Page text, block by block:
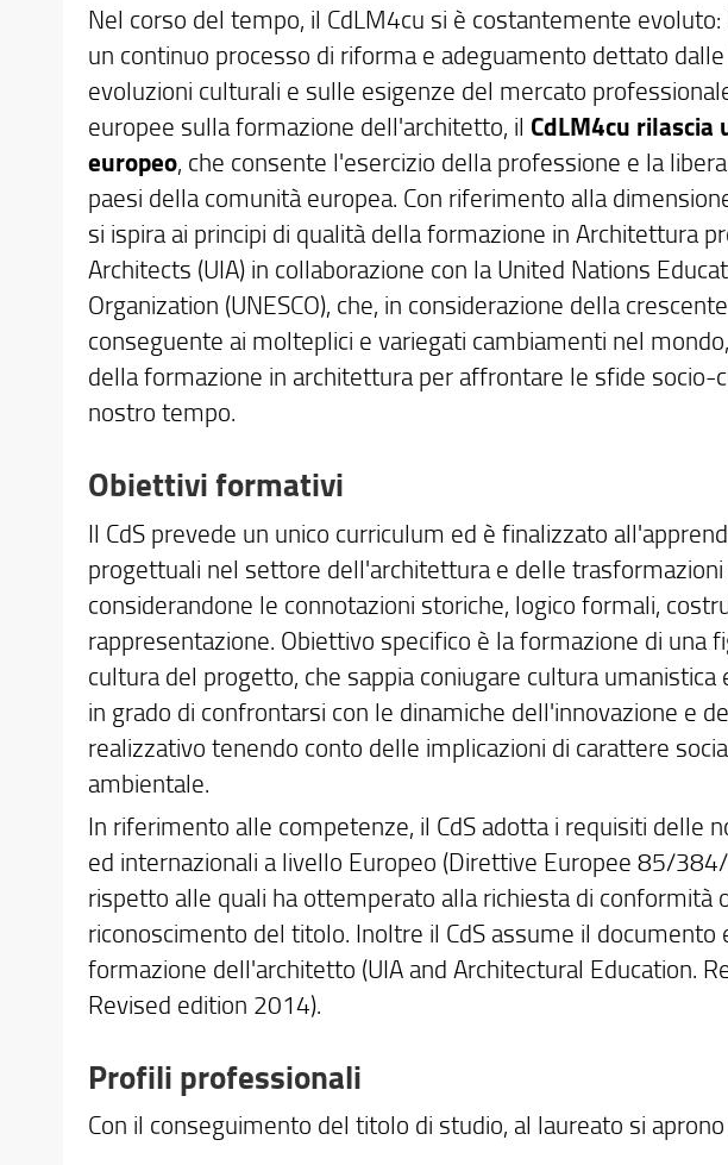
Nel corso del tempo, il CdLM4cu si è costantemente
un continuo processo di riforma e adeguamento dettato
evoluzioni culturali e sulle esigenze del mercato
europee sulla formazione dell'architetto, il CdLM4cu
europeo, che consente l'esercizio della professione e la
paesi della comunità europea. Con riferimento alla
si ispira ai principi di qualità della formazione in Architettura
Architects (UIA) in collaborazione con la United Nations
Organization (UNESCO), che, in considerazione della
conseguente ai molteplici e variegati cambiamenti nel
della formazione in architettura per affrontare le sfide
nostro tempo.
Obiettivi formativi
Il CdS prevede un unico curriculum ed è finalizzato
progettuali nel settore dell'architettura e delle
considerandone le connotazioni storiche, logico formali,
rappresentazione. Obiettivo specifico è la formazione di una
cultura del progetto, che sappia coniugare cultura
in grado di confrontarsi con le dinamiche dell'innovazione e
realizzativo tenendo conto delle implicazioni di carattere
ambientale.
In riferimento alle competenze, il CdS adotta i requisiti delle
ed internazionali a livello Europeo (Direttive Europee 85/
rispetto alle quali ha ottemperato alla richiesta di
riconoscimento del titolo. Inoltre il CdS assume il documento
formazione dell'architetto (UIA and Architectural Education.
Revised edition 2014).
Profili professionali
Con il conseguimento del titolo di studio, al laureato si